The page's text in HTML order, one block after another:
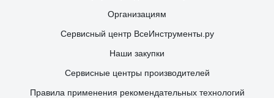
Организациям
Сервисный центр ВсеИнструменты.ру
Наши закупки
Сервисные центры производителей
Правила применения рекомендательных технологий